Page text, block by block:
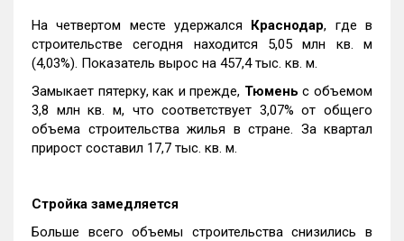
На четвертом месте удержался Краснодар, где в
строительстве сегодня находится 5,05 млн кв. м
(4,03%). Показатель вырос на 457,4 тыс. кв. м.
Замыкает пятерку, как и прежде, Тюмень с объемом
3,8 млн кв. м, что соответствует 3,07% от общего
объема строительства жилья в стране. За квартал
прирост составил 17,7 тыс. кв. м.
Стройка замедляется
Больше всего объемы строительства снизились в